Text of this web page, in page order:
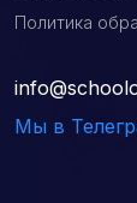
Политика
Мы в